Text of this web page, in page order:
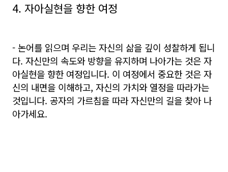
4. 자아실현을 향한 여정
- 논어를 읽으며 우리는 자신의 삶을 깊이 성찰하게 됩니
다. 자신만의 속도와 방향을 유지하며 나아가는 것은 자
아실현을 향한 여정입니다. 이 여정에서 중요한 것은 자
신의 내면을 이해하고, 자신의 가치와 열정을 따라가는
것입니다. 공자의 가르침을 따라 자신만의 길을 찾아 나
아가세요.